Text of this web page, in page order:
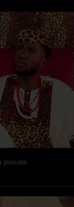
jalousie